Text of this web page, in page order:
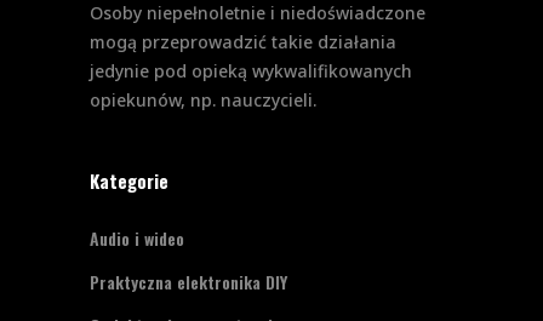
Osoby niepełnoletnie i niedoświadczone
mogą przeprowadzić takie działania
jedynie pod opieką wykwalifikowanych
opiekunów, np. nauczycieli.
Kategorie
Audio i wideo
Praktyczna elektronika DIY